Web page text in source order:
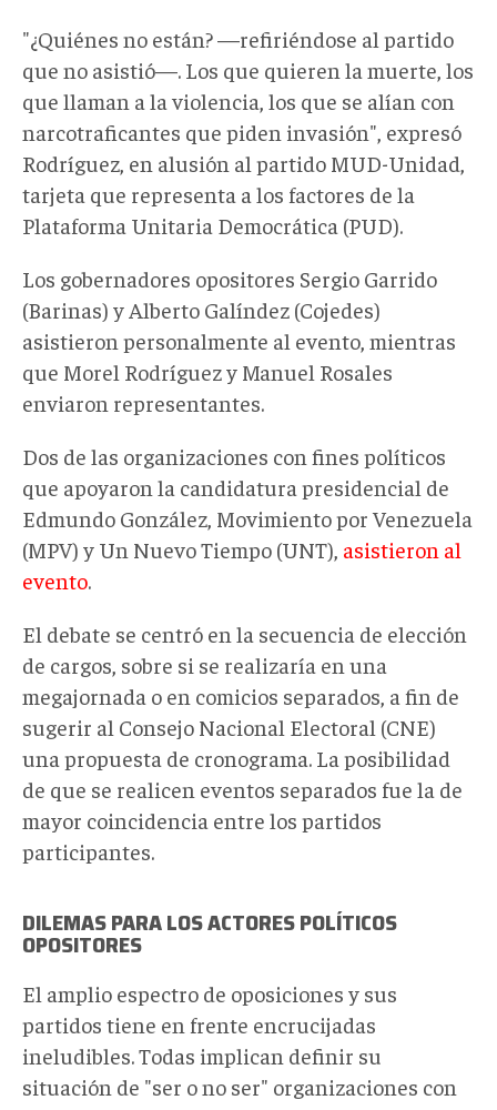
"¿Quiénes no están? —refiriéndose al partido
que no asistió—. Los que quieren la muerte, los
que llaman a la violencia, los que se alían con
narcotraficantes que piden invasión", expresó
Rodríguez, en alusión al partido MUD-Unidad,
tarjeta que representa a los factores de la
Plataforma Unitaria Democrática (PUD).
Los gobernadores opositores Sergio Garrido
(Barinas) y Alberto Galíndez (Cojedes)
asistieron personalmente al evento, mientras
que Morel Rodríguez y Manuel Rosales
enviaron representantes.
Dos de las organizaciones con fines políticos
que apoyaron la candidatura presidencial de
Edmundo González, Movimiento por Venezuela
(MPV) y Un Nuevo Tiempo (UNT), asistieron al
evento.
El debate se centró en la secuencia de elección
de cargos, sobre si se realizaría en una
megajornada o en comicios separados, a fin de
sugerir al Consejo Nacional Electoral (CNE)
una propuesta de cronograma. La posibilidad
de que se realicen eventos separados fue la de
mayor coincidencia entre los partidos
participantes.
DILEMAS PARA LOS ACTORES POLÍTICOS
OPOSITORES
El amplio espectro de oposiciones y sus
partidos tiene en frente encrucijadas
ineludibles. Todas implican definir su
situación de "ser o no ser" organizaciones con